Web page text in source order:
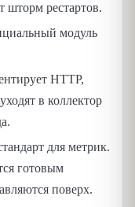
шторм рестартов.
модуль
HTTP,
в коллектор
для метрик.
готовым
поверх.